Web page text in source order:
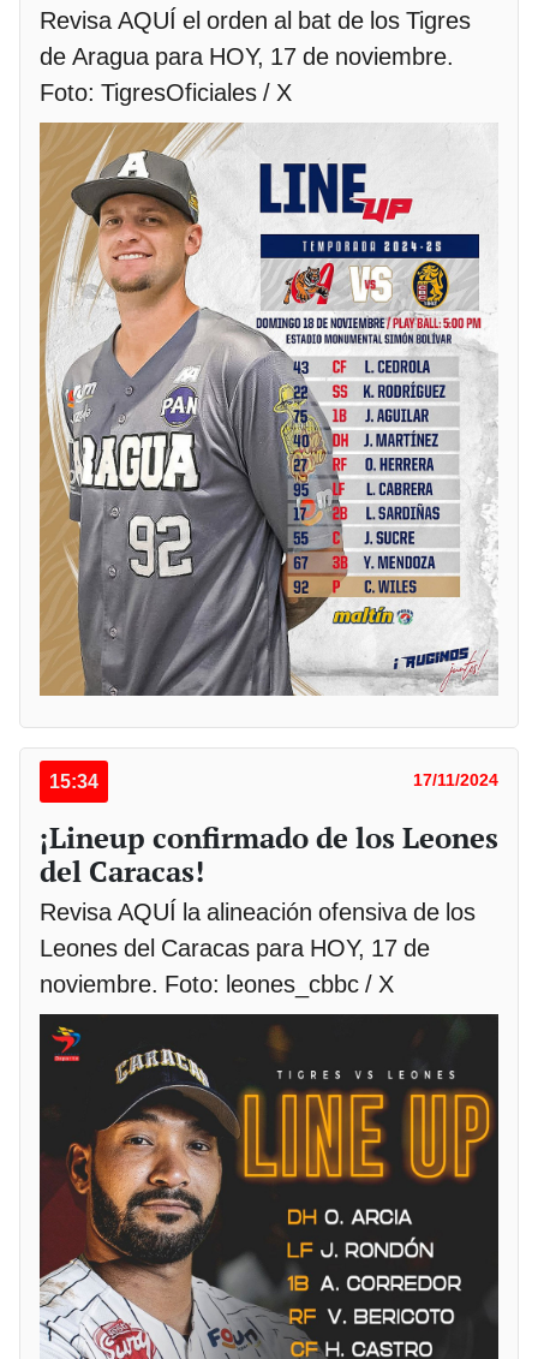
Revisa AQUÍ el orden al bat de los Tigres
de Aragua para HOY, 17 de noviembre.
Foto: TigresOficiales / X
15:34 17/11/2024
¡Lineup confirmado de los Leones
del Caracas!
Revisa AQUÍ la alineación ofensiva de los
Leones del Caracas para HOY, 17 de
noviembre. Foto: leones_cbbc / X